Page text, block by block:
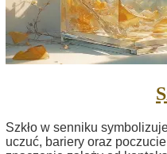
Szkło w senniku
uczuć, bariery oraz